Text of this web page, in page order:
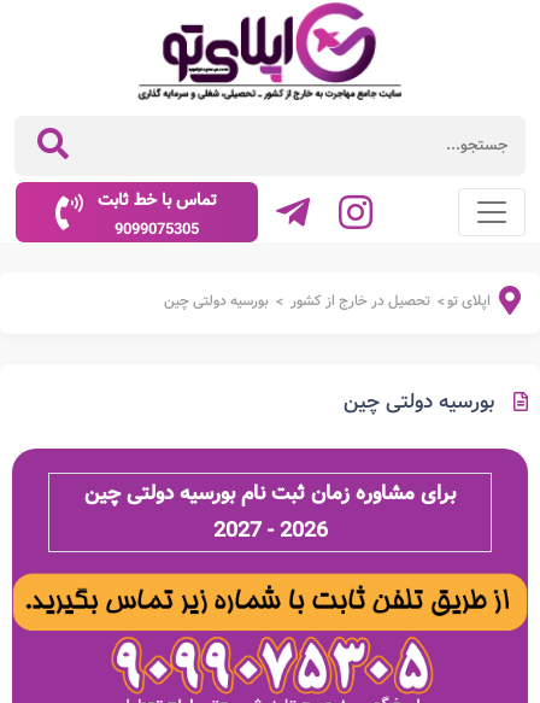
تماس با خط ثابت
9099075305
اپلای تو> تحصیل در خارج از کشور > بورسیه دولتی چین
بورسیه دولتی چین
برای مشاوره زمان ثبت نام بورسیه دولتی چین
2026 - 2027